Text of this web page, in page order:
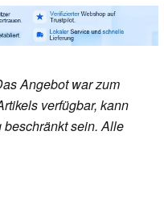
Angebot war zum
verfügbar, kann
sein. Alle